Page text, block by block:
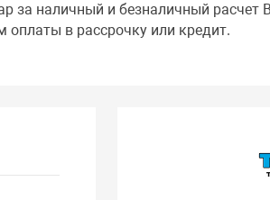
за наличный и безналичный расчет
оплаты в рассрочку или кредит.